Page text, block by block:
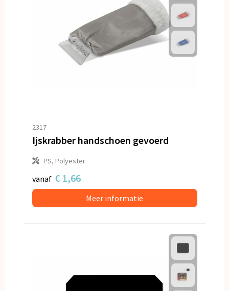
2317
Ijskrabber handschoen gevoerd
PS, Polyester
vanaf € 1,66
Meer informatie